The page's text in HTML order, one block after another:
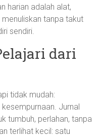
harian adalah alat,
tanpa takut
sendiri.
dari
tidak mudah:
Jurnal
tumbuh, perlahan, tanpa
terlihat kecil: satu